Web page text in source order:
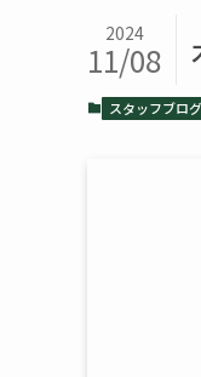
2024
11/08
スタッフブログ